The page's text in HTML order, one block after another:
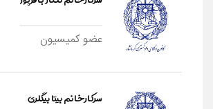
عضو کمیسیون
سرکارخانم بیتا بیگلری